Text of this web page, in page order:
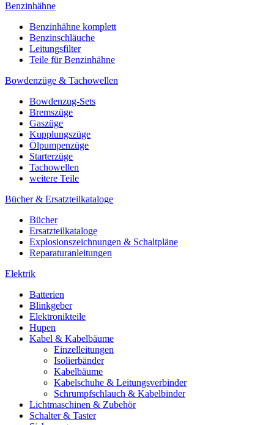
Benzinhähne
Benzinhähne komplett
Benzinschläuche
Leitungsfilter
Teile für Benzinhähne
Bowdenzüge & Tachowellen
Bowdenzug-Sets
Bremszüge
Gaszüge
Kupplungszüge
Ölpumpenzüge
Starterzüge
Tachowellen
weitere Teile
Bücher & Ersatzteilkataloge
Bücher
Ersatzteilkataloge
Explosionszeichnungen & Schaltpläne
Reparaturanleitungen
Elektrik
Batterien
Blinkgeber
Elektronikteile
Hupen
Kabel & Kabelbäume
Einzelleitungen
Isolierbänder
Kabelbäume
Kabelschuhe & Leitungsverbinder
Schrumpfschlauch & Kabelbinder
Lichtmaschinen & Zubehör
Schalter & Taster